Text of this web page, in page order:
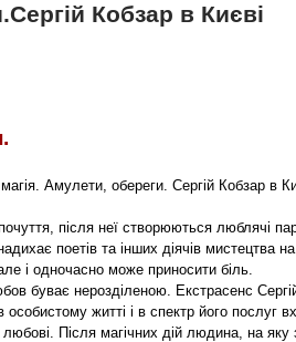
Кобзар в Києві
Амулети, обереги. Сергій Кобзар в
після неї створюються люблячі
поетів та інших діячів мистецтва
і одночасно може приносити біль.
буває нерозділеною. Екстрасенс
житті і в спектр його послуг
Після магічних дій людина, на яку